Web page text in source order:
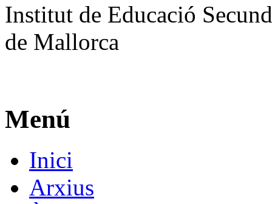
Institut de Educació
de Mallorca
Menú
Inici
Arxius